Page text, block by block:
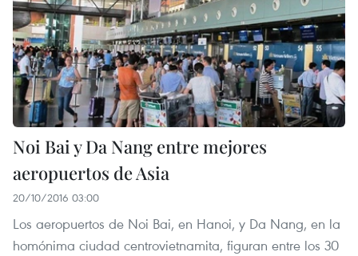
Noi Bai y Da Nang entre mejores
aeropuertos de Asia
20/10/2016 03:00
Los aeropuertos de Noi Bai, en Hanoi, y Da Nang, en la
homónima ciudad centrovietnamita, figuran entre los 30